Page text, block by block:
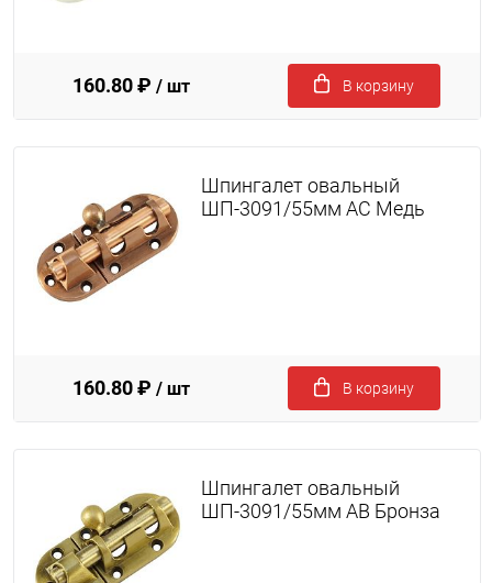
160.80 ₽ / шт В корзину
Шпингалет овальный
ШП-3091/55мм AC Медь
160.80 ₽ / шт В корзину
Шпингалет овальный
ШП-3091/55мм AB Бронза